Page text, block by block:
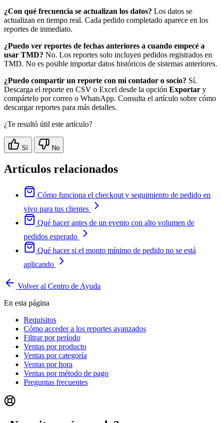
¿Con qué frecuencia se actualizan los datos? Los datos se
actualizan en tiempo real. Cada pedido completado aparece en los
reportes de inmediato.
¿Puedo ver reportes de fechas anteriores a cuando empecé a
usar TMD? No. Los reportes solo incluyen pedidos registrados en
TMD. No es posible importar datos históricos de sistemas anteriores.
¿Puedo compartir un reporte con mi contador o socio? Sí.
Descarga el reporte en CSV o Excel desde la opción Exportar y
compártelo por correo o WhatsApp. Consulta el artículo sobre cómo
descargar reportes para más detalles.
¿Te resultó útil este artículo?
Sí No
Artículos relacionados
Cómo funciona el checkout y seguimiento de pedido en
vivo para tus clientes
Qué hacer antes de un evento con alto volumen de
pedidos esperado
Qué hacer si el monto mínimo de pedido no se está
aplicando
Volver al Centro de Ayuda
En esta página
Requisitos
Cómo acceder a los reportes avanzados
Filtrar por período
Ventas por producto
Ventas por categoría
Ventas por hora
Ventas por método de pago
Preguntas frecuentes